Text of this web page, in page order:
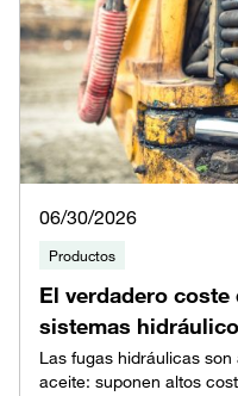
06/30/2026
Productos
El verdadero
sistemas
Las fugas hidráulicas
aceite: suponen altos